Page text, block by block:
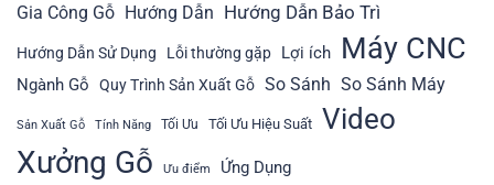
Gia Công Gỗ Hướng Dẫn Hướng Dẫn Bảo Trì
Hướng Dẫn Sử Dụng Lỗi thường gặp Lợi ích Máy CNC
Ngành Gỗ Quy Trình Sản Xuất Gỗ So Sánh So Sánh Máy
Sản Xuất Gỗ Tính Năng Tối Ưu Tối Ưu Hiệu Suất Video
Xưởng Gỗ Ưu điểm Ứng Dụng